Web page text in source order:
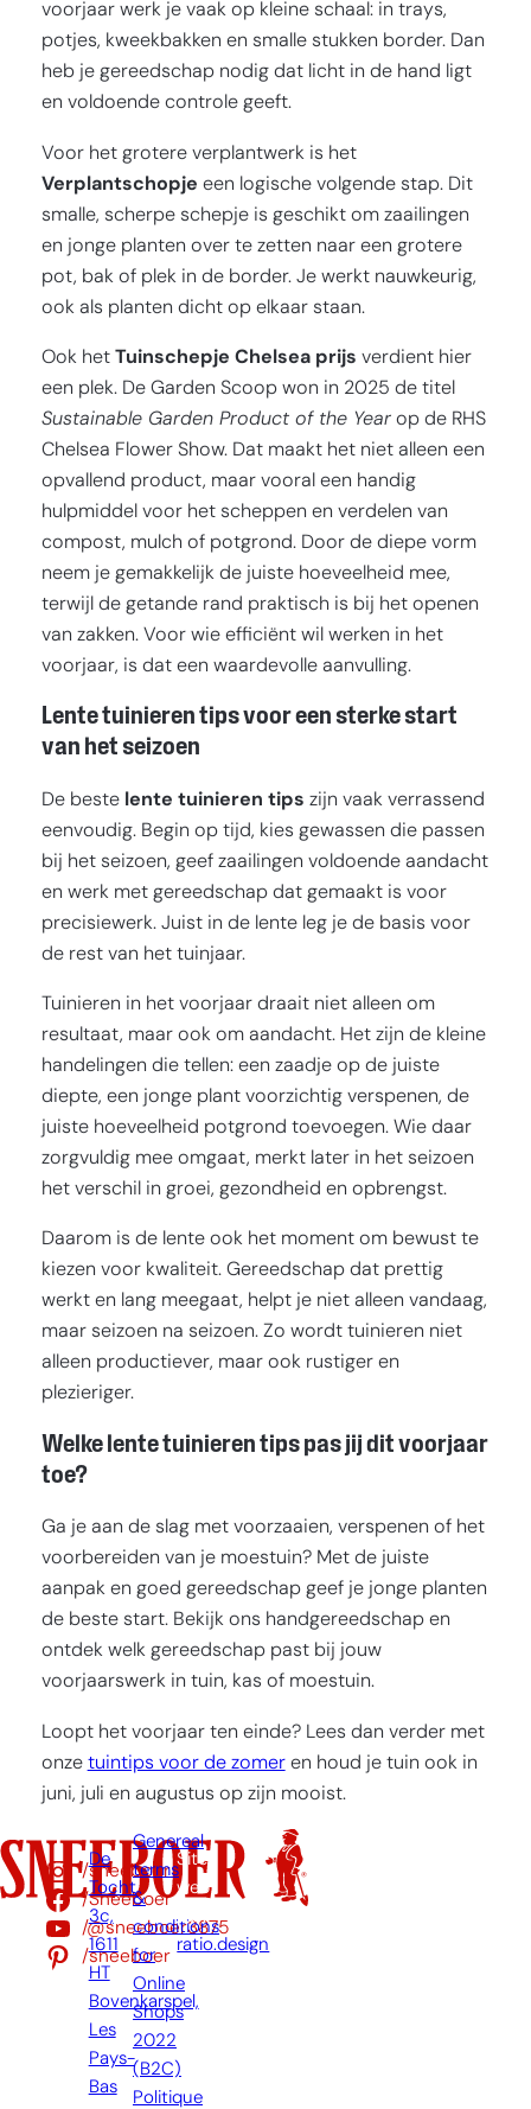
voorjaar werk je vaak op kleine schaal: in trays,
potjes, kweekbakken en smalle stukken border. Dan
heb je gereedschap nodig dat licht in de hand ligt
en voldoende controle geeft.
Voor het grotere verplantwerk is het
Verplantschopje een logische volgende stap. Dit
smalle, scherpe schepje is geschikt om zaailingen
en jonge planten over te zetten naar een grotere
pot, bak of plek in de border. Je werkt nauwkeurig,
ook als planten dicht op elkaar staan.
Ook het Tuinschepje Chelsea prijs verdient hier
een plek. De Garden Scoop won in 2025 de titel
Sustainable Garden Product of the Yearop de RHS
Chelsea Flower Show. Dat maakt het niet alleen een
opvallend product, maar vooral een handig
hulpmiddel voor het scheppen en verdelen van
compost, mulch of potgrond. Door de diepe vorm
neem je gemakkelijk de juiste hoeveelheid mee,
terwijl de getande rand praktisch is bij het openen
van zakken. Voor wie efficiënt wil werken in het
voorjaar, is dat een waardevolle aanvulling.
Lente tuinieren tips voor een sterke start
van het seizoen
De beste lente tuinieren tips zijn vaak verrassend
eenvoudig. Begin op tijd, kies gewassen die passen
bij het seizoen, geef zaailingen voldoende aandacht
en werk met gereedschap dat gemaakt is voor
precisiewerk. Juist in de lente leg je de basis voor
de rest van het tuinjaar.
Tuinieren in het voorjaar draait niet alleen om
resultaat, maar ook om aandacht. Het zijn de kleine
handelingen die tellen: een zaadje op de juiste
diepte, een jonge plant voorzichtig verspenen, de
juiste hoeveelheid potgrond toevoegen. Wie daar
zorgvuldig mee omgaat, merkt later in het seizoen
het verschil in groei, gezondheid en opbrengst.
Daarom is de lente ook het moment om bewust te
kiezen voor kwaliteit. Gereedschap dat prettig
werkt en lang meegaat, helpt je niet alleen vandaag,
maar seizoen na seizoen. Zo wordt tuinieren niet
alleen productiever, maar ook rustiger en
plezieriger.
Welke lente tuinieren tips pas jij dit voorjaar
toe?
Ga je aan de slag met voorzaaien, verspenen of het
voorbereiden van je moestuin? Met de juiste
aanpak en goed gereedschap geef je jonge planten
de beste start. Bekijk ons handgereedschap en
ontdek welk gereedschap past bij jouw
voorjaarswerk in tuin, kas of moestuin.
Loopt het voorjaar ten einde? Lees dan verder met
onze tuintips voor de zomeren houd je tuin ook in
juni, juli en augustus op zijn mooist.
/sneeboer
/Sneeboer
/@sneeboer3875
/sneeboer
De
Tocht
3c,
1611
HT
Bovenkarspel,
Les
Pays-
Bas
Genereal
terms
&
conditions
for
Online
Shops
2022
(B2C)
Politique
Site
web
par:
ratio.design